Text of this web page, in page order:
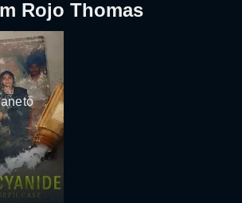
Rojo Thomas